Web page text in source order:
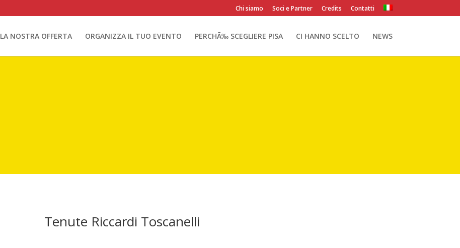
Chi siamo Soci e Partner Credits Contatti
LA NOSTRA OFFERTA ORGANIZZA IL TUO EVENTO PERCHÃ‰ SCEGLIERE PISA CI HANNO SCELTO NEWS
Tenute Riccardi Toscanelli